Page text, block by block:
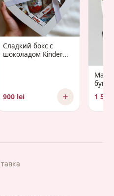
Сладкий бокс с
шоколадом Kinder
900 lei 1